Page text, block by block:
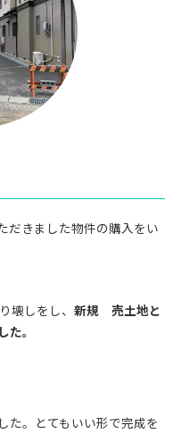
だきました物件の購入をい
壊しをし、 新規 売土地と
。
た。とてもいい形で完成を